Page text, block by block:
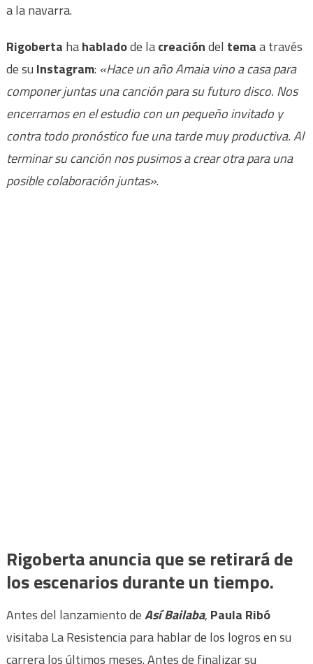
a la navarra.
Rigoberta hahabladode lacreacióndel temaa través
de su Instagram: «Hace un año Amaia vino a casa para
componer juntas una canción para su futuro disco. Nos
encerramos en el estudio con un pequeño invitado y
contra todo pronóstico fue una tarde muy productiva. Al
terminar su canción nos pusimos a crear otra para una
posible colaboración juntas».
Rigoberta anuncia que se retirará de
los escenarios durante un tiempo.
Antes del lanzamiento deAsí Bailaba, Paula Ribó
visitaba La Resistencia para hablar de los logros en su
carrera los últimos meses. Antes de finalizar su